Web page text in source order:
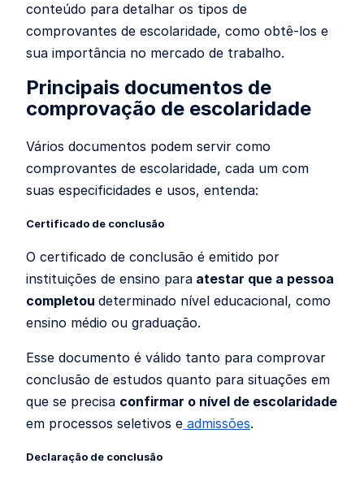
conteúdo para detalhar os tipos de
comprovantes de escolaridade, como obtê-los e
sua importância no mercado de trabalho.
Principais documentos de
comprovação de escolaridade
Vários documentos podem servir como
comprovantes de escolaridade, cada um com
suas especificidades e usos, entenda:
Certificado de conclusão
O certificado de conclusão é emitido por
instituições de ensino para atestar que a pessoa
completou determinado nível educacional, como
ensino médio ou graduação.
Esse documento é válido tanto para comprovar
conclusão de estudos quanto para situações em
que se precisa confirmar o nível de escolaridade
em processos seletivos e admissões.
Declaração de conclusão